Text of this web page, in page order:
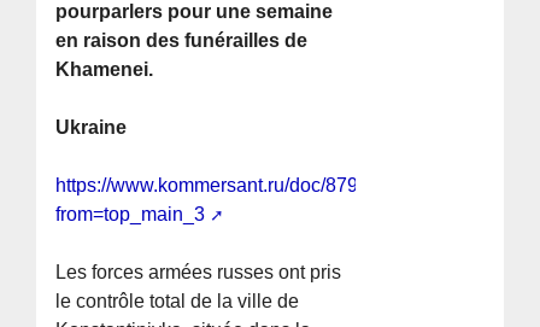
pourparlers pour une semaine
en raison des funérailles de
Khamenei.
Ukraine
https://www.kommersant.ru/doc/8796163?
from=top_main_3
Les forces armées russes ont pris
le contrôle total de la ville de